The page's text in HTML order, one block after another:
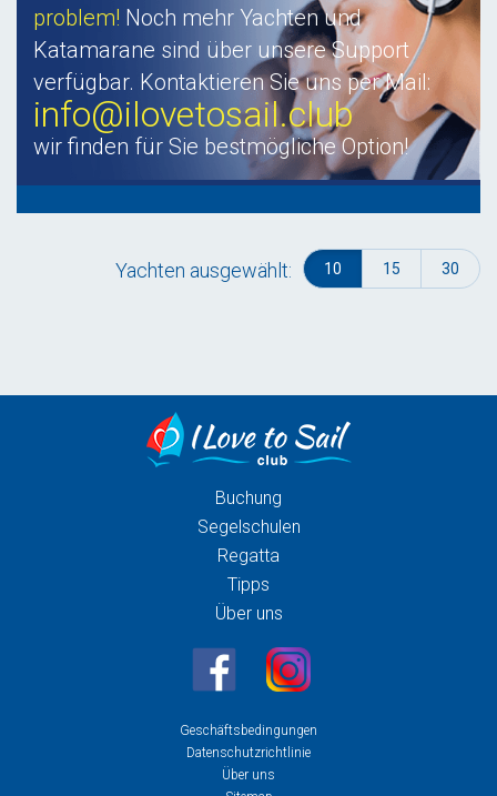
problem! Noch mehr Yachten und
Katamarane sind über unsere Support
verfügbar. Kontaktieren Sie uns per Mail:
info@ilovetosail.club
wir finden für Sie bestmögliche Option!
Yachten ausgewählt: 10 15 30
Buchung
Segelschulen
Regatta
Tipps
Über uns
Geschäftsbedingungen
Datenschutzrichtlinie
Über uns